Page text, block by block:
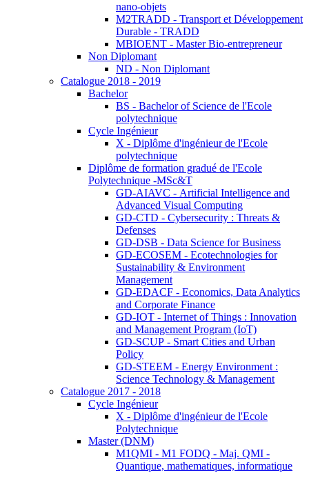
nano-objets
M2TRADD - Transport et Développement
Durable - TRADD
MBIOENT - Master Bio-entrepreneur
Non Diplomant
ND - Non Diplomant
Catalogue 2018 - 2019
Bachelor
BS - Bachelor of Science de l'Ecole
polytechnique
Cycle Ingénieur
X - Diplôme d'ingénieur de l'Ecole
polytechnique
Diplôme de formation gradué de l'Ecole
Polytechnique -MSc&T
GD-AIAVC - Artificial Intelligence and
Advanced Visual Computing
GD-CTD - Cybersecurity : Threats &
Defenses
GD-DSB - Data Science for Business
GD-ECOSEM - Ecotechnologies for
Sustainability & Environment
Management
GD-EDACF - Economics, Data Analytics
and Corporate Finance
GD-IOT - Internet of Things : Innovation
and Management Program (IoT)
GD-SCUP - Smart Cities and Urban
Policy
GD-STEEM - Energy Environment :
Science Technology & Management
Catalogue 2017 - 2018
Cycle Ingénieur
X - Diplôme d'ingénieur de l'Ecole
Polytechnique
Master (DNM)
M1QMI - M1 FODQ - Maj. QMI -
Quantique, mathematiques, informatique